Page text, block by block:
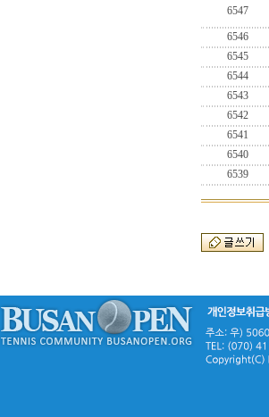
6547
6546
6545
6544
6543
6542
6541
6540
6539